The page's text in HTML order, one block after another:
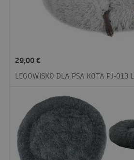
29,00€
LEGOWISKO DLA PSA KOTA PJ-013